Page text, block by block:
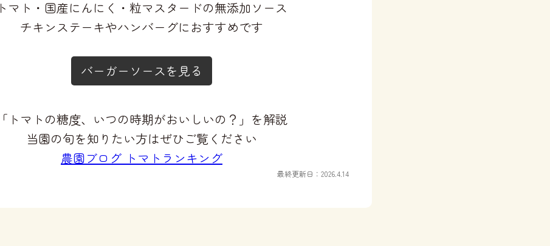
トマト・国産にんにく・粒マスタードの無添加ソース
チキンステーキやハンバーグにおすすめです
バーガーソースを見る
「トマトの糖度、いつの時期がおいしいの？」を解説
当園の旬を知りたい方はぜひご覧ください
農園ブログ トマトランキング
最終更新日：2026.4.14